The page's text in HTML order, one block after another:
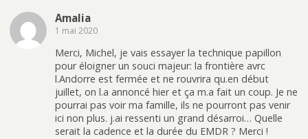
Amalia
1 mai 2020
Merci, Michel, je vais essayer la technique papillon
pour éloigner un souci majeur: la frontière avrc
l.Andorre est fermée et ne rouvrira qu.en début
juillet, on l.a annoncé hier et ça m.a fait un coup. Je ne
pourrai pas voir ma famille, ils ne pourront pas venir
ici non plus. j.ai ressenti un grand désarroi… Quelle
serait la cadence et la durée du EMDR ? Merci !